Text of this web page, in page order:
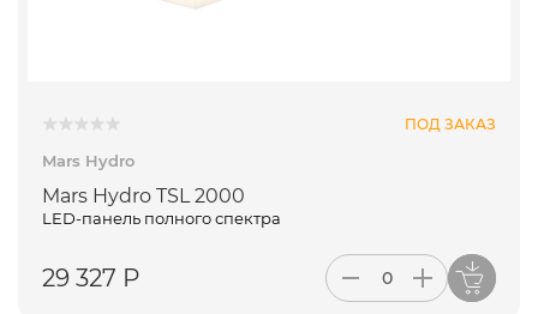
ПОД ЗАКАЗ
Mars Hydro
Mars Hydro TSL 2000
LED-панель полного спектра
29 327 Р